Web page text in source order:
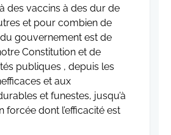
des vaccins à des dur de
et pour combien de
gouvernement est de
Constitution et de
publiques , depuis les
et aux
et funestes, jusqu’à
forcée dont l’efficacité est